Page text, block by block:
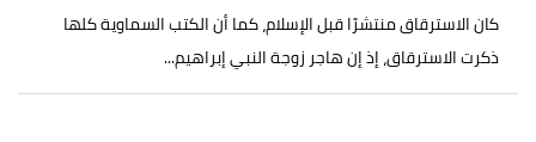
كان الاسترقاق منتشرًا قبل الإسلام، كما أن الكتب السماوية كلها
ذكرت الاسترقاق، إذ إن هاجر زوجة النبي إبراهيم...